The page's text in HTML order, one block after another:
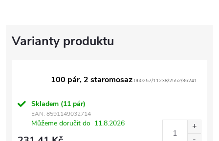
100 pár, 2 staromosaz 060257/11238/2552/36241
Skladem (11 pár)
EAN: 8591149032714
Můžeme doručit do 11.8.2026